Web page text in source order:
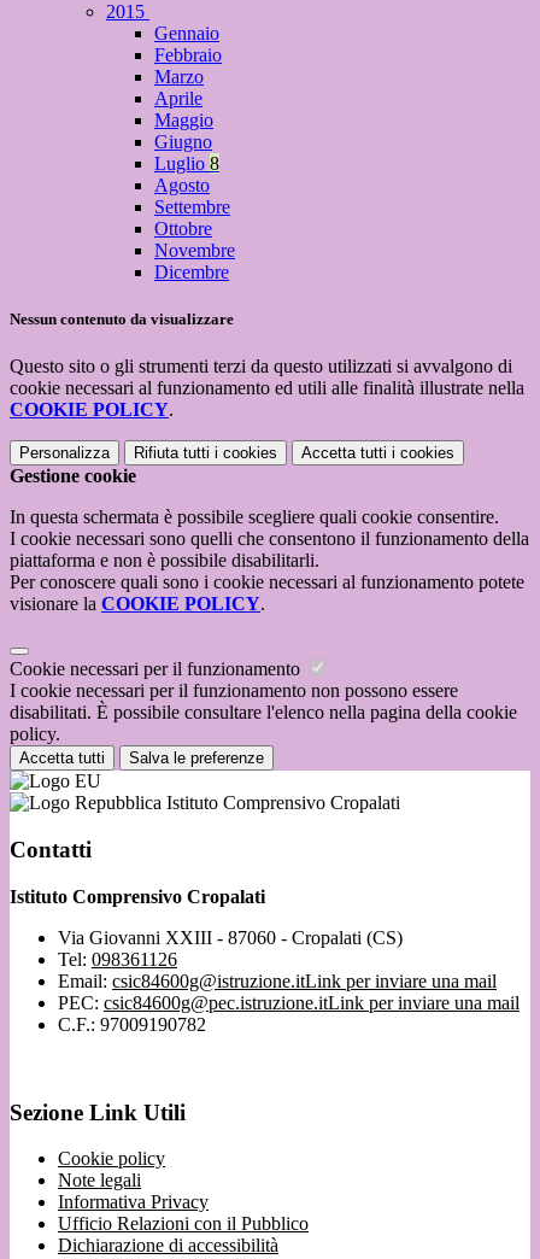
2015
Gennaio
Febbraio
Marzo
Aprile
Maggio
Giugno
Luglio 8
Agosto
Settembre
Ottobre
Novembre
Dicembre
Nessun contenuto da visualizzare
Questo sito o gli strumenti terzi da questo utilizzati si avvalgono di
cookie necessari al funzionamento ed utili alle finalità illustrate nella
COOKIE POLICY.
Personalizza Rifiuta tutti i cookies Accetta tutti i cookies
Gestione cookie
In questa schermata è possibile scegliere quali cookie consentire.
I cookie necessari sono quelli che consentono il funzionamento della
piattaforma e non è possibile disabilitarli.
Per conoscere quali sono i cookie necessari al funzionamento potete
visionare la COOKIE POLICY.
Cookie necessari per il funzionamento
I cookie necessari per il funzionamento non possono essere
disabilitati. È possibile consultare l'elenco nella pagina della cookie
policy.
Accetta tutti Salva le preferenze
Istituto Comprensivo Cropalati
Contatti
Istituto Comprensivo Cropalati
Via Giovanni XXIII - 87060 - Cropalati (CS)
Tel: 098361126
Email: csic84600g@istruzione.itLink per inviare una mail
PEC: csic84600g@pec.istruzione.itLink per inviare una mail
C.F.: 97009190782
Sezione Link Utili
Cookie policy
Note legali
Informativa Privacy
Ufficio Relazioni con il Pubblico
Dichiarazione di accessibilità